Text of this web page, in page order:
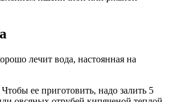
лечит вода, настоянная на
ее приготовить, надо залить 5